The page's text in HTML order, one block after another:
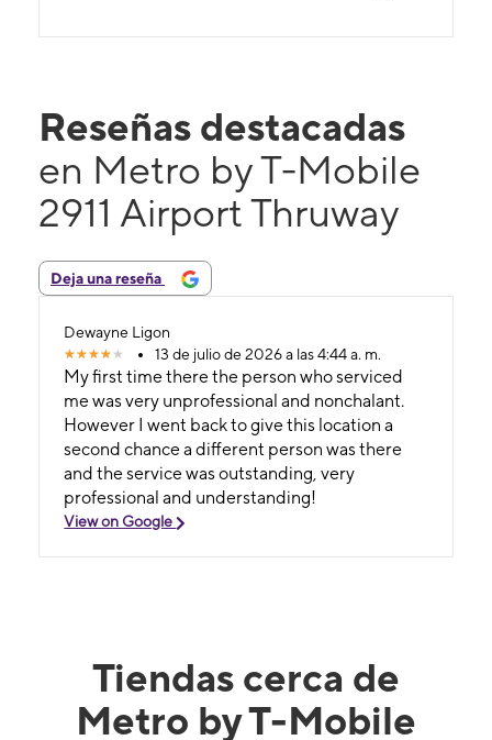
Reseñas destacadas
en Metro by T-Mobile
2911 Airport Thruway
Deja una reseña
Dewayne Ligon
13 de julio de 2026 a las 4:44 a. m.
My first time there the person who serviced
me was very unprofessional and nonchalant.
However I went back to give this location a
second chance a different person was there
and the service was outstanding, very
professional and understanding!
View on Google
Tiendas cerca de
Metro by T-Mobile